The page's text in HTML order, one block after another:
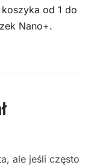
od 1 do
Nano+.
ale jeśli często